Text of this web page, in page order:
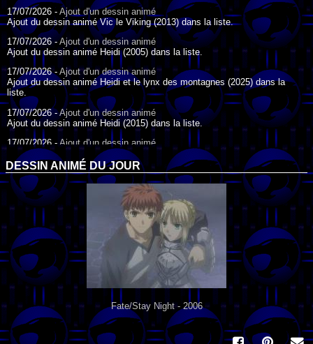
17/07/2026 - Ajout d'un dessin animé
Ajout du dessin animé Vic le Viking (2013) dans la liste.
17/07/2026 -Ajout d'un dessin animé
Ajout du dessin animé Heidi (2005) dans la liste.
17/07/2026 - Ajout d'un dessin animé
Ajout du dessin animé Heidi et le lynx des montagnes (2025) dans la
liste.
17/07/2026 -Ajout d'un dessin animé
Ajout du dessin animé Heidi (2015) dans la liste.
17/07/2026 - Ajout d'un dessin animé
Ajout du dessin animé Heidi (1995) dans la liste.
09/07/2026 -Ajout d'un dessin animé
Ajout du dessin animé Genki l'Aventurier de la Chance (2006) dans la
liste.
04/07/2026 -
Ajout d'un dessin animé
Ajout du dessin animé Vilain Petit Canard (2000) dans la liste.
04/07/2026 - Ajout d'un dessin animé
Ajout du dessin animé Le Noël du vilain petit canard (2003) dans la liste.
DESSIN ANIMÉ DU JOUR
Fate/Stay Night - 2006